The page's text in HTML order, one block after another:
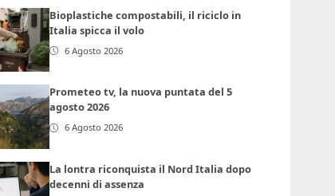
Bioplastiche compostabili, il riciclo in
Italia spicca il volo
6 Agosto 2026
Prometeo tv, la nuova puntata del 5
agosto 2026
6 Agosto 2026
La lontra riconquista il Nord Italia dopo
decenni di assenza